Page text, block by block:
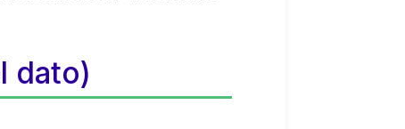
dato)